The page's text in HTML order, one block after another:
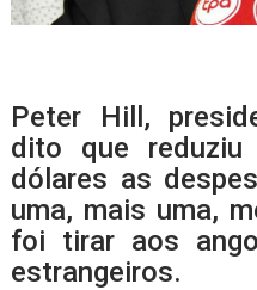
Peter Hill,
dito que
dólares as
uma, mais uma,
foi tirar aos
estrangeiros.